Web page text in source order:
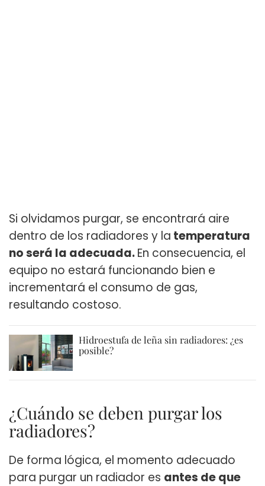
Si olvidamos purgar, se encontrará aire
dentro de los radiadores y la temperatura
no será la adecuada.En consecuencia, el
equipo no estará funcionando bien e
incrementará el consumo de gas,
resultando costoso.
Hidroestufa de leña sin radiadores: ¿es
posible?
¿Cuándo se deben purgar los
radiadores?
De forma lógica, el momento adecuado
para purgar un radiador es antes de que